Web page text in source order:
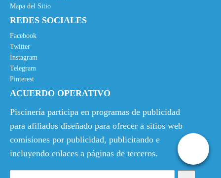
Mapa del Sitio
REDES SOCIALES
Facebook
Twitter
Instagram
Telegram
Pinterest
ACUERDO OPERATIVO
Piscinería participa en programas de publicidad
para afiliados diseñado para ofrecer a sitios web
comisiones por publicidad, publicitando e
incluyendo enlaces a páginas de terceros.